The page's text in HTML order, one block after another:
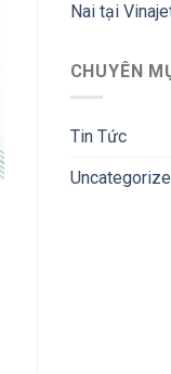
Nai tại
CHUYÊN
Tin Tức